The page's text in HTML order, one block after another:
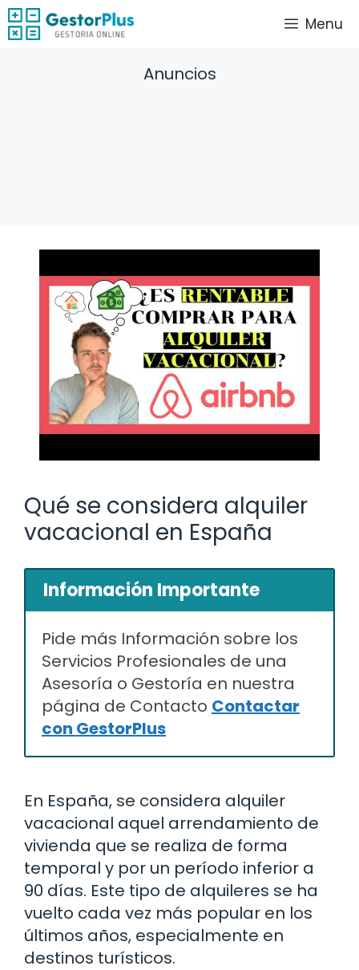
Saltar
al
Menu
Anuncios
Qué se considera alquiler
vacacional en España
Información Importante
Pide más Información sobre los
Servicios Profesionales de una
Asesoría o Gestoría en nuestra
página de Contacto Contactar
con GestorPlus
En España, se considera alquiler
vacacional aquel arrendamiento de
vivienda que se realiza de forma
temporal y por un período inferior a
90 días. Este tipo de alquileres se ha
vuelto cada vez más popular en los
últimos años, especialmente en
destinos turísticos.